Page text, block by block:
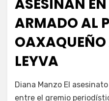
ASESINAN
ARMADO AL
LEYVA
Fernando Miranda Servín
Diana Manzo El
entre el gremio